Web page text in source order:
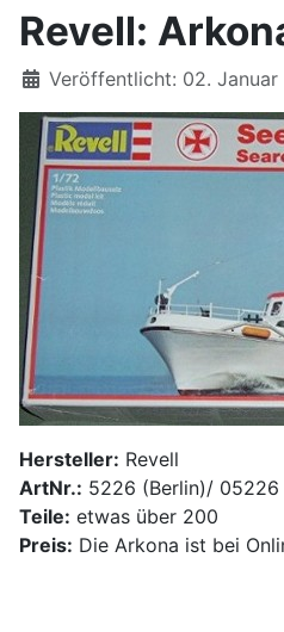
Revell:
Details
Veröffentlicht: 02. Januar
Hersteller: Revell
ArtNr.: 5226 (Berlin)/
Teile: etwas über 200
Preis: Die Arkona ist bei